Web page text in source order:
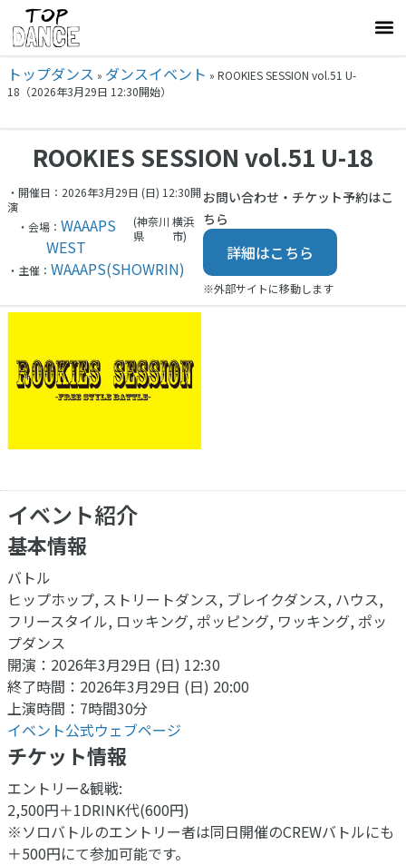
トップダンス » ダンスイベント » ROOKIES SESSION vol.51 U-
18（2026年3月29日 12:30開始）
ROOKIES SESSION vol.51 U-18
・開催日：2026年3月29日 (日) 12:30開
演
・会場： WAAAPS
WEST
(神奈川
県
横浜
市)
・主催： WAAAPS(SHOWRIN)
お問い合わせ・チケット予約はこ
ちら
詳細はこちら
※外部サイトに移動します
イベント紹介
基本情報
バトル
ヒップホップ, ストリートダンス, ブレイクダンス, ハウス,
フリースタイル, ロッキング, ポッピング, ワッキング, ポッ
プダンス
開演：2026年3月29日 (日) 12:30
終了時間：2026年3月29日 (日) 20:00
上演時間：7時間30分
イベント公式ウェブページ
チケット情報
エントリー&観戦:
2,500円＋1DRINK代(600円)
※ソロバトルのエントリー者は同日開催のCREWバトルにも
＋500円にて参加可能です。